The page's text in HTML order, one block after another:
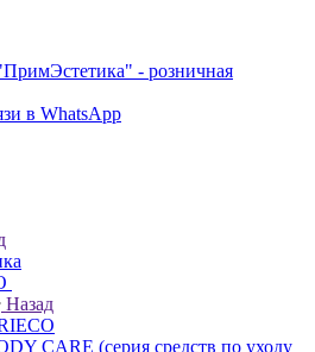
- розничная
в WhatsApp
Назад
CARE (серия средств по уходу